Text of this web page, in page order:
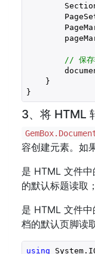
// 保存
    }
}
3、将 HTML
容创建元素。如
是 HTML 文件
的默认标题读取
是 HTML 文件
档的默认页脚读
using